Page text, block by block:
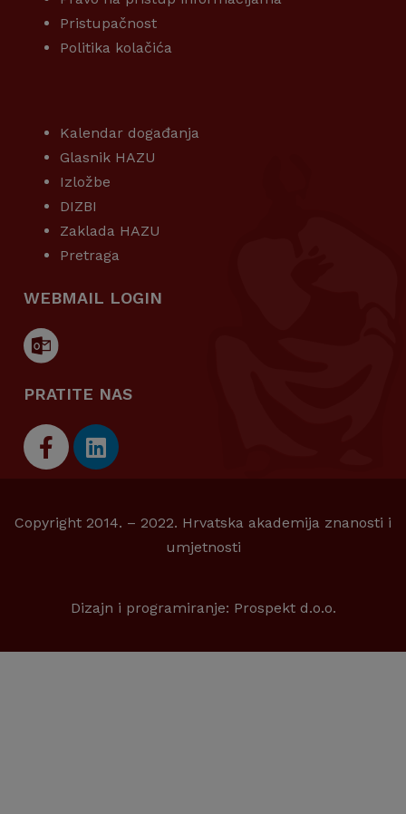
Pristupačnost
Politika kolačića
Kalendar događanja
Glasnik HAZU
Izložbe
DIZBI
Zaklada HAZU
Pretraga
WEBMAIL LOGIN
PRATITE NAS
Copyright 2014. – 2022. Hrvatska akademija znanosti i
umjetnosti
Dizajn i programiranje: Prospekt d.o.o.